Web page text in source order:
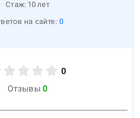
Стаж: 10лет
на сайте: 0
0
Отзывы 0